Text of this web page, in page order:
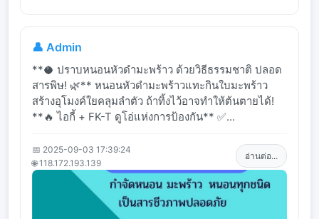
👤 Admin
**🥥 ปราบหนอนหัวดำมะพร้าว ด้วยวิธีธรรมชาติ ปลอด
สารพิษ! 🌿** หนอนหัวดำมะพร้าวแทะกินใบมะพร้าว
สร้างอุโมงค์ใยคลุมลำตัว ถ้าทิ้งไว้อาจทำให้ต้นตายได้!
**🔥 ไอกี้ + FK-T ดูโอ่แห่งการป้องกัน** ✅...
📅 2025-09-03 17:39:24
🌐 118.172.193.139
อ่านต่อ...